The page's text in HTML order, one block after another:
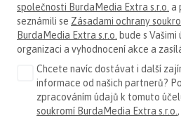
společnosti BurdaMedia Extra s.r.o. a
seznámili se Zásadami ochrany
BurdaMedia Extra s.r.o. bude s
organizaci a vyhodnocení akce a
Chcete navíc dostávat i další
informace od našich partnerů?
zpracováním údajů k tomuto
soukromí BurdaMedia Extra s.r.o.